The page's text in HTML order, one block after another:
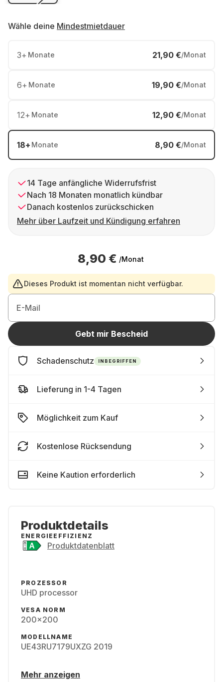
Wähle deine Mindestmietdauer
3+ Monate 21,90 €/Monat
6+ Monate 19,90 €/Monat
12+ Monate 12,90 €/Monat
18+ Monate 8,90 €/Monat
14 Tage anfängliche Widerrufsfrist
Nach 18 Monaten monatlich kündbar
Danach kostenlos zurückschicken
Mehr über Laufzeit und Kündigung erfahren
8,90 € /Monat
Dieses Produkt ist momentan nicht verfügbar.
E-Mail
Gebt mir Bescheid
Schadenschutz INBEGRIFFEN
Lieferung in 1-4 Tagen
Möglichkeit zum Kauf
Kostenlose Rücksendung
Keine Kaution erforderlich
Produktdetails
ENERGIEEFFIZIENZ
Produktdatenblatt
PROZESSOR
UHD processor
VESA NORM
200x200
MODELLNAME
UE43RU7179UXZG 2019
Mehr anzeigen